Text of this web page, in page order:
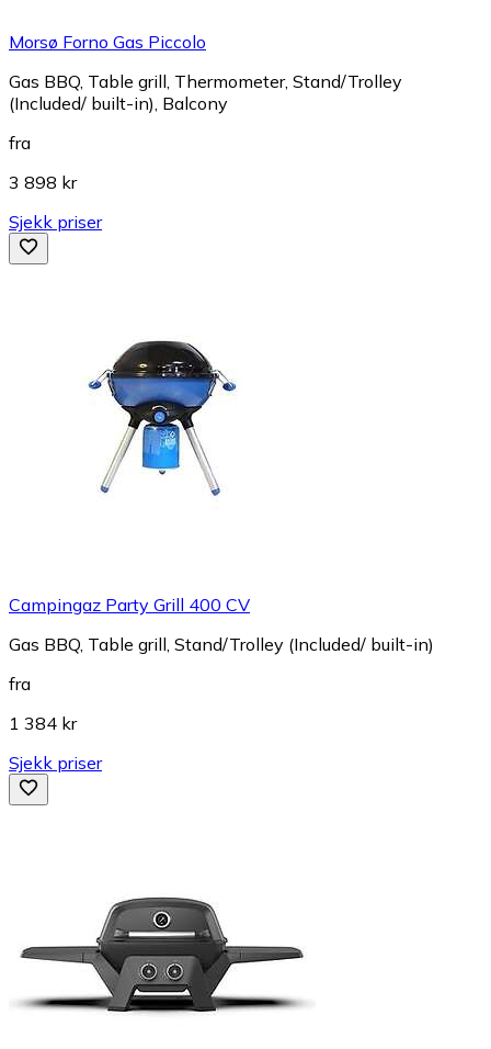
Morsø Forno Gas Piccolo
Gas BBQ, Table grill, Thermometer, Stand/Trolley
(Included/ built-in), Balcony
fra
3 898 kr
Sjekk priser
Campingaz Party Grill 400 CV
Gas BBQ, Table grill, Stand/Trolley (Included/ built-in)
fra
1 384 kr
Sjekk priser